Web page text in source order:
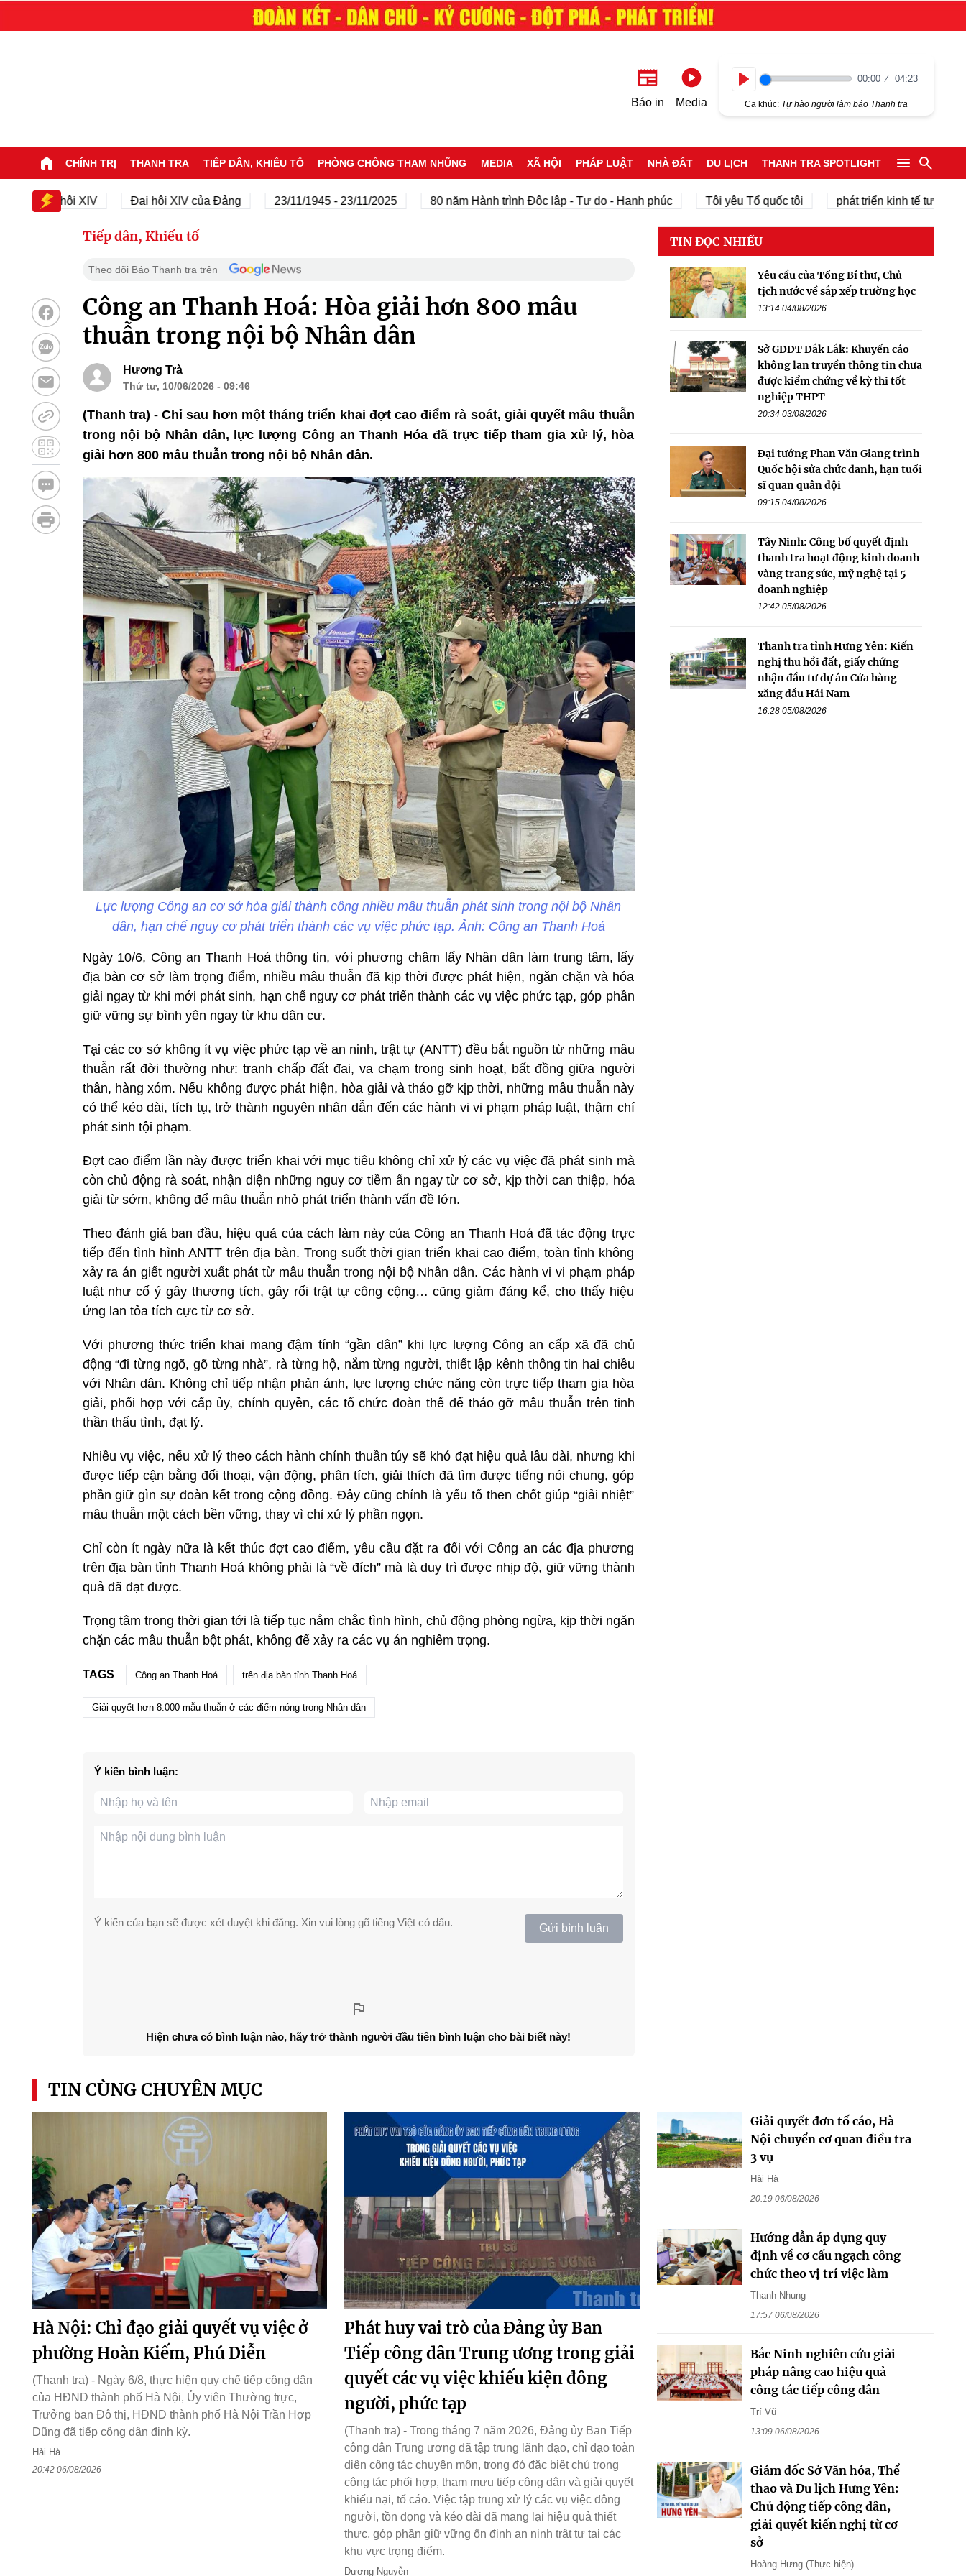
Báo in Media
00:00 04:23
Ca khúc: Tự hào người làm báo Thanh tra
CHÍNH TRỊ THANH TRA TIẾP DÂN, KHIẾU TỐ PHÒNG CHỐNG THAM NHŨNG MEDIA XÃ HỘI PHÁP LUẬT NHÀ ĐẤT DU LỊCH THANH TRA SPOTLIGHT
Đại hội XIV Đại hội XIV của Đảng 23/11/1945 - 23/11/2025 80 năm Hành trình Độc lập - Tự do - Hạnh phúc Tôi yêu Tổ quốc tôi phát triển kinh tế tư nhân
Tiếp dân, Khiếu tố
Theo dõi Báo Thanh tra trên
Công an Thanh Hoá: Hòa giải hơn 800 mâu
thuẫn trong nội bộ Nhân dân
Hương Trà
Thứ tư, 10/06/2026 - 09:46
(Thanh tra) - Chỉ sau hơn một tháng triển khai đợt cao điểm rà soát, giải quyết mâu thuẫn
trong nội bộ Nhân dân, lực lượng Công an Thanh Hóa đã trực tiếp tham gia xử lý, hòa
giải hơn 800 mâu thuẫn trong nội bộ Nhân dân.
Lực lượng Công an cơ sở hòa giải thành công nhiều mâu thuẫn phát sinh trong nội bộ Nhân
dân, hạn chế nguy cơ phát triển thành các vụ việc phức tạp. Ảnh: Công an Thanh Hoá
Ngày 10/6, Công an Thanh Hoá thông tin, với phương châm lấy Nhân dân làm trung tâm, lấy
địa bàn cơ sở làm trọng điểm, nhiều mâu thuẫn đã kịp thời được phát hiện, ngăn chặn và hóa
giải ngay từ khi mới phát sinh, hạn chế nguy cơ phát triển thành các vụ việc phức tạp, góp phần
giữ vững sự bình yên ngay từ khu dân cư.
Tại các cơ sở không ít vụ việc phức tạp về an ninh, trật tự (ANTT) đều bắt nguồn từ những mâu
thuẫn rất đời thường như: tranh chấp đất đai, va chạm trong sinh hoạt, bất đồng giữa người
thân, hàng xóm. Nếu không được phát hiện, hòa giải và tháo gỡ kịp thời, những mâu thuẫn này
có thể kéo dài, tích tụ, trở thành nguyên nhân dẫn đến các hành vi vi phạm pháp luật, thậm chí
phát sinh tội phạm.
Đợt cao điểm lần này được triển khai với mục tiêu không chỉ xử lý các vụ việc đã phát sinh mà
còn chủ động rà soát, nhận diện những nguy cơ tiềm ẩn ngay từ cơ sở, kịp thời can thiệp, hóa
giải từ sớm, không để mâu thuẫn nhỏ phát triển thành vấn đề lớn.
Theo đánh giá ban đầu, hiệu quả của cách làm này của Công an Thanh Hoá đã tác động trực
tiếp đến tình hình ANTT trên địa bàn. Trong suốt thời gian triển khai cao điểm, toàn tỉnh không
xảy ra án giết người xuất phát từ mâu thuẫn trong nội bộ Nhân dân. Các hành vi vi phạm pháp
luật như cố ý gây thương tích, gây rối trật tự công cộng… cũng giảm đáng kể, cho thấy hiệu
ứng lan tỏa tích cực từ cơ sở.
Với phương thức triển khai mang đậm tính “gần dân” khi lực lượng Công an cấp xã đã chủ
động “đi từng ngõ, gõ từng nhà”, rà từng hộ, nắm từng người, thiết lập kênh thông tin hai chiều
với Nhân dân. Không chỉ tiếp nhận phản ánh, lực lượng chức năng còn trực tiếp tham gia hòa
giải, phối hợp với cấp ủy, chính quyền, các tổ chức đoàn thể để tháo gỡ mâu thuẫn trên tinh
thần thấu tình, đạt lý.
Nhiều vụ việc, nếu xử lý theo cách hành chính thuần túy sẽ khó đạt hiệu quả lâu dài, nhưng khi
được tiếp cận bằng đối thoại, vận động, phân tích, giải thích đã tìm được tiếng nói chung, góp
phần giữ gìn sự đoàn kết trong cộng đồng. Đây cũng chính là yếu tố then chốt giúp “giải nhiệt”
mâu thuẫn một cách bền vững, thay vì chỉ xử lý phần ngọn.
Chỉ còn ít ngày nữa là kết thúc đợt cao điểm, yêu cầu đặt ra đối với Công an các địa phương
trên địa bàn tỉnh Thanh Hoá không phải là “về đích” mà là duy trì được nhịp độ, giữ vững thành
quả đã đạt được.
Trọng tâm trong thời gian tới là tiếp tục nắm chắc tình hình, chủ động phòng ngừa, kịp thời ngăn
chặn các mâu thuẫn bột phát, không để xảy ra các vụ án nghiêm trọng.
TAGS Công an Thanh Hoá trên địa bàn tỉnh Thanh Hoá
Giải quyết hơn 8.000 mẫu thuẫn ở các điểm nóng trong Nhân dân
Ý kiến bình luận:
Ý kiến của bạn sẽ được xét duyệt khi đăng. Xin vui lòng gõ tiếng Việt có dấu. Gửi bình luận
Hiện chưa có bình luận nào, hãy trở thành người đầu tiên bình luận cho bài biết này!
TIN ĐỌC NHIỀU
Yêu cầu của Tổng Bí thư, Chủ
tịch nước về sắp xếp trường học
13:14 04/08/2026
Sở GDĐT Đắk Lắk: Khuyến cáo
không lan truyền thông tin chưa
được kiểm chứng về kỳ thi tốt
nghiệp THPT
20:34 03/08/2026
Đại tướng Phan Văn Giang trình
Quốc hội sửa chức danh, hạn tuổi
sĩ quan quân đội
09:15 04/08/2026
Tây Ninh: Công bố quyết định
thanh tra hoạt động kinh doanh
vàng trang sức, mỹ nghệ tại 5
doanh nghiệp
12:42 05/08/2026
Thanh tra tỉnh Hưng Yên: Kiến
nghị thu hồi đất, giấy chứng
nhận đầu tư dự án Cửa hàng
xăng dầu Hải Nam
16:28 05/08/2026
TIN CÙNG CHUYÊN MỤC
Hà Nội: Chỉ đạo giải quyết vụ việc ở
phường Hoàn Kiếm, Phú Diễn
(Thanh tra) - Ngày 6/8, thực hiện quy chế tiếp công dân
của HĐND thành phố Hà Nội, Ủy viên Thường trực,
Trưởng ban Đô thị, HĐND thành phố Hà Nội Trần Hợp
Dũng đã tiếp công dân định kỳ.
Hải Hà
20:42 06/08/2026
Phát huy vai trò của Đảng ủy Ban
Tiếp công dân Trung ương trong giải
quyết các vụ việc khiếu kiện đông
người, phức tạp
(Thanh tra) - Trong tháng 7 năm 2026, Đảng ủy Ban Tiếp
công dân Trung ương đã tập trung lãnh đạo, chỉ đạo toàn
diện công tác chuyên môn, trong đó đặc biệt chú trọng
công tác phối hợp, tham mưu tiếp công dân và giải quyết
khiếu nại, tố cáo. Việc tập trung xử lý các vụ việc đông
người, tồn đọng và kéo dài đã mang lại hiệu quả thiết
thực, góp phần giữ vững ổn định an ninh trật tự tại các
khu vực trọng điểm.
Dương Nguyễn
Giải quyết đơn tố cáo, Hà
Nội chuyển cơ quan điều tra
3 vụ
Hải Hà
20:19 06/08/2026
Hướng dẫn áp dụng quy
định về cơ cấu ngạch công
chức theo vị trí việc làm
Thanh Nhung
17:57 06/08/2026
Bắc Ninh nghiên cứu giải
pháp nâng cao hiệu quả
công tác tiếp công dân
Trí Vũ
13:09 06/08/2026
Giám đốc Sở Văn hóa, Thể
thao và Du lịch Hưng Yên:
Chủ động tiếp công dân,
giải quyết kiến nghị từ cơ
sở
Hoàng Hưng (Thực hiện)